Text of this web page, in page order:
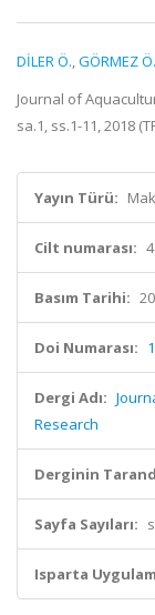
DİLER Ö.,GÖRMEZ Ö.
Journal of
sa.1, ss.1-11, 2018
Yayın Türü:
Cilt numarası: 4
Basım Tarihi:
Doi Numarası:
Dergi Adı:
Research
Derginin
Sayfa Sayıları:
Isparta